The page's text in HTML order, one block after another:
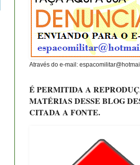
Através do e-mail:
É PERMITIDA A
MATÉRIAS DESSE BLOG
CITADA A FONTE.